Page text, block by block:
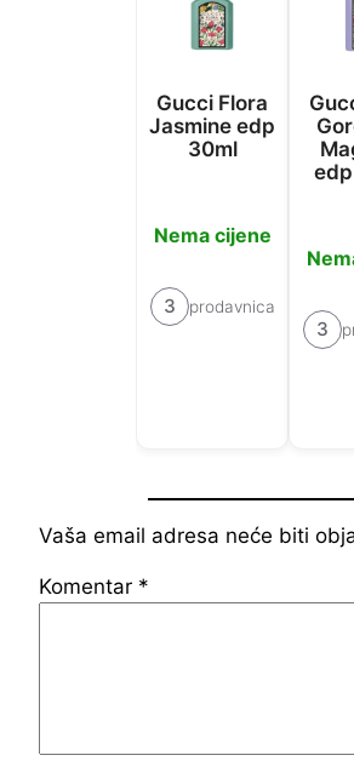
Gucci Flora
Jasmine edp
30ml
Nema cijene
3 prodavnica
3
Vaša email adresa neće biti
Komentar *